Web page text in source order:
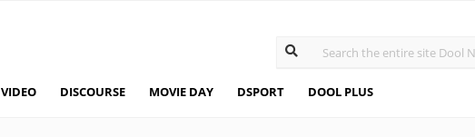
VIDEO DISCOURSE MOVIE DAY DSPORT DOOL PLUS